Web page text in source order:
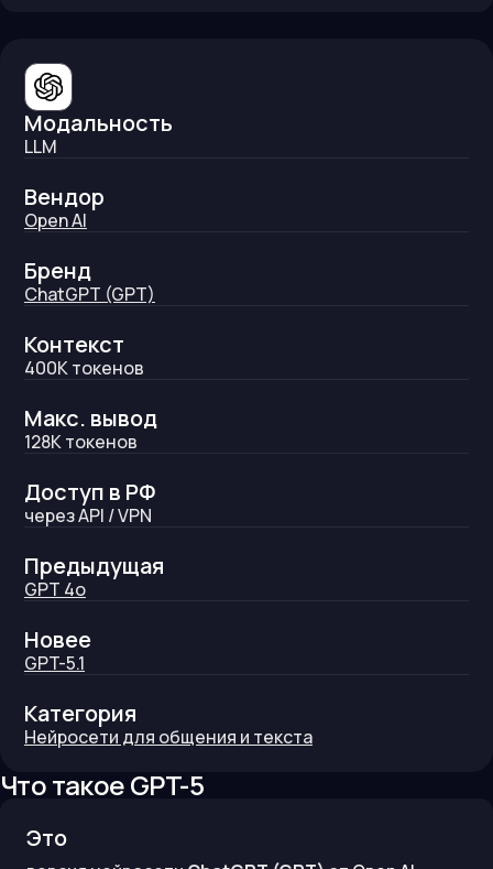
Модальность
LLM
Вендор
Open AI
Бренд
ChatGPT (GPT)
Контекст
400Kтокенов
Макс. вывод
128Kтокенов
Доступ в РФ
через API / VPN
Предыдущая
GPT 4o
Новее
GPT-5.1
Категория
Нейросети для общения и текста
Что такоеGPT-5
Это